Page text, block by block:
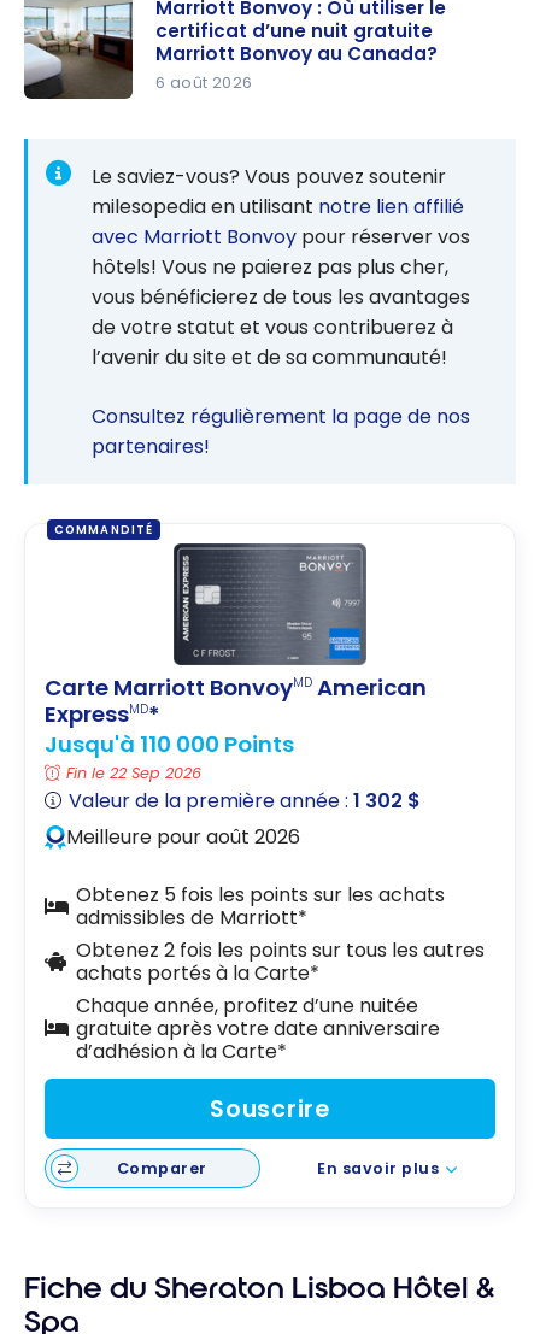
Bonvoy :
Où utiliser
certificat
d’une nuit
gratuite
Marriott
Bonvoy au
Marriott Bonvoy : Où utiliser le
certificat d’une nuit gratuite
Marriott Bonvoy au Canada?
6 août 2026
Le saviez-vous? Vous pouvez soutenir
milesopedia en utilisant notre lien affilié
avec Marriott Bonvoy pour réserver vos
hôtels! Vous ne paierez pas plus cher,
vous bénéficierez de tous les avantages
de votre statut et vous contribuerez à
l’avenir du site et de sa communauté!
Consultez régulièrement la page de nos
partenaires!
COMMANDITÉ
Carte Marriott BonvoyMD American
ExpressMD*
Jusqu'à 110 000 Points
Fin le 22 Sep 2026
Valeur de la première année :1 302 $
Meilleure pour août 2026
Obtenez 5 fois les points sur les achats
admissibles de Marriott*
Obtenez 2 fois les points sur tous les autres
achats portés à la Carte*
Chaque année, profitez d’une nuitée
gratuite après votre date anniversaire
d’adhésion à la Carte*
Souscrire
Comparer En savoir plus
Fiche du Sheraton Lisboa Hôtel &
Spa